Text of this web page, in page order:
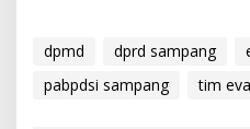
dpmd dprd sampang
pabpdsi sampang
tim